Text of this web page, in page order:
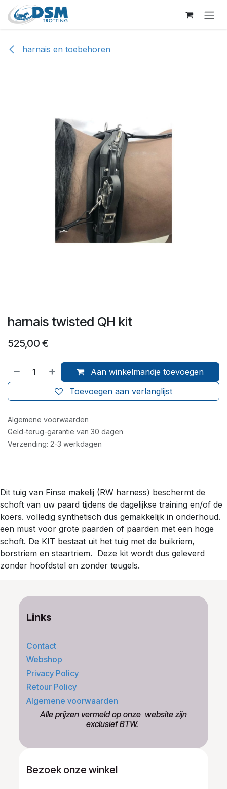
Overslaan naar inhoud
harnais en toebehoren
harnais twisted QH kit
525,00 €
Aan winkelmandje toevoegen
Toevoegen aan verlanglijst
Algemene voorwaarden
Geld-terug-garantie van 30 dagen
Verzending: 2-3 werkdagen
Dit tuig van Finse makelij (RW harness) beschermt de
schoft van uw paard tijdens de dagelijkse training en/of de
koers. volledig synthetisch dus gemakkelijk in onderhoud.
een must voor grote paarden of paarden met een hoge
schoft. De KIT bestaat uit het tuig met de buikriem,
borstriem en staartriem. Deze kit wordt dus geleverd
zonder hoofdstel en zonder teugels.
Links
Contact
Webshop
Privacy Policy
Retour Policy
Algemene voorwaarden
​Alle prijzen vermeld op onze ​website zijn
exclusief BTW.
Bezoek onze winkel